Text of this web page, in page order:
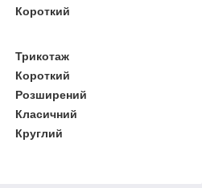
Короткий
Трикотаж
Короткий
Розширений
Класичний
Круглий